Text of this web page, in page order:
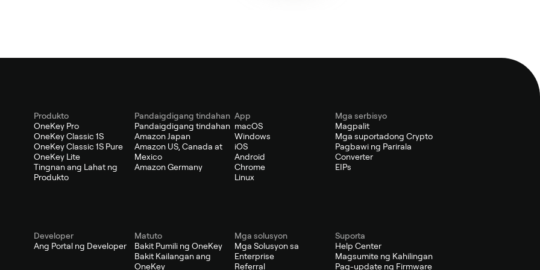
Produkto
OneKey Pro
OneKey Classic 1S
OneKey Classic 1S Pure
OneKey Lite
Tingnan ang Lahat ng
Produkto
Pandaigdigang tindahan
Pandaigdigang tindahan
Amazon Japan
Amazon US, Canada at
Mexico
Amazon Germany
App
macOS
Windows
iOS
Android
Chrome
Linux
Mga serbisyo
Magpalit
Mga suportadong Crypto
Pagbawi ng Parirala
Converter
EIPs
Developer
Ang Portal ng Developer
Matuto
Bakit Pumili ng OneKey
Bakit Kailangan ang
OneKey
Mga solusyon
Mga Solusyon sa
Enterprise
Referral
Suporta
Help Center
Magsumite ng Kahilingan
Pag-update ng Firmware